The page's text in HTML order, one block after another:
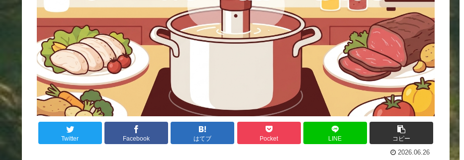
Twitter Facebook はてブ Pocket LINE コピー
2026.06.26